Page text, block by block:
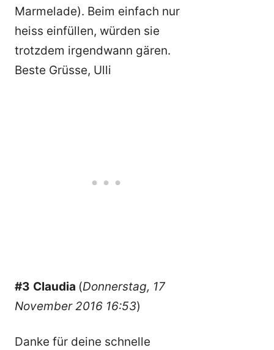
Marmelade). Beim einfach nur
heiss einfüllen, würden sie
trotzdem irgendwann gären.
Beste Grüsse, Ulli
#3 Claudia (Donnerstag, 17
November 2016 16:53)
Danke für deine schnelle